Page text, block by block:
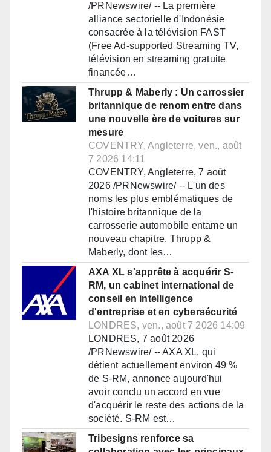
/PRNewswire/ -- La première
alliance sectorielle d'Indonésie
consacrée à la télévision FAST
(Free Ad-supported Streaming TV,
télévision en streaming gratuite
financée…
Thrupp & Maberly : Un carrossier
britannique de renom entre dans
une nouvelle ère de voitures sur
mesure
COVENTRY, Angleterre, ven., août
7 2026 14:11
COVENTRY, Angleterre, 7 août
2026 /PRNewswire/ -- L'un des
noms les plus emblématiques de
l'histoire britannique de la
carrosserie automobile entame un
nouveau chapitre. Thrupp &
Maberly, dont les…
AXA XL s'apprête à acquérir S-
RM, un cabinet international de
conseil en intelligence
d'entreprise et en cybersécurité
LONDRES, ven., août 7 2026 14:09
LONDRES, 7 août 2026
/PRNewswire/ -- AXA XL, qui
détient actuellement environ 49 %
de S-RM, annonce aujourd'hui
avoir conclu un accord en vue
d'acquérir le reste des actions de la
société. S-RM est…
Tribesigns renforce sa